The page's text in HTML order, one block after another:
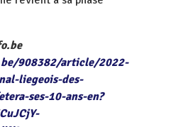
908382/article/2022-
liegeois-des-
ses-10-ans-en?